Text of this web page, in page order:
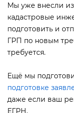
Мы уже внесли
кадастровые
подготовить и
ГРП по новым
требуется.
Ещё мы
подготовке
даже если ваш
ЕГРН.